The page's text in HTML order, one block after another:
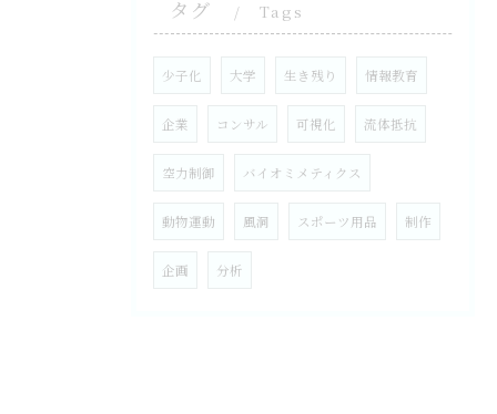
タグ Tags
少子化 大学 生き残り 情報教育
企業 コンサル 可視化 流体抵抗
空力制御 バイオミメティクス
動物運動 風洞 スポーツ用品 制作
企画 分析